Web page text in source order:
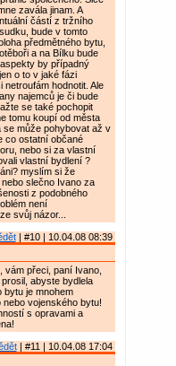
zavála jinam. A
částí z tržního
bude v tomto
předmětného bytu,
a na Bílku bude
by případný
o to v jaké fázi
hodnotit. Ale
najemců je či bude
se také pochopit
tomu koupí od města
může pohybovat až v
co ostatní občané
nebo si za vlastní
vlastní bydlení ?
myslím si že
slečno Ivano za
z podobného
není
svůj názor...
| #10 | 10.04.08 08:39
přeci, paní Ivano,
abyste bydlela
bytu je mnohem
vojenského bytu!
s opravami a
| #11 | 10.04.08 17:04